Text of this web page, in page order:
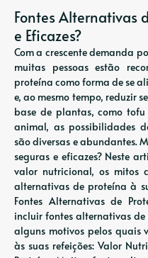
Fontes Alternativas
e Eficazes?
Com a crescente demanda
muitas pessoas estão
proteína como forma de se
e, ao mesmo tempo, reduzir
base de plantas, como
animal, as possibilidades
são diversas e abundantes.
seguras e eficazes? Neste
valor nutricional, os mitos
alternativas de proteína à
Fontes Alternativas de
incluir fontes alternativas
alguns motivos pelos quais
às suas refeições: Valor